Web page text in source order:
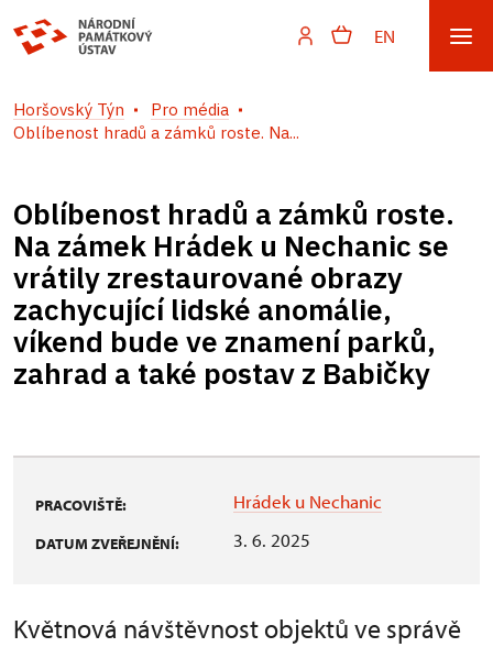
EN
Horšovský Týn
Pro média
Oblíbenost hradů a zámků roste. Na...
Oblíbenost hradů a zámků roste.
Na zámek Hrádek u Nechanic se
vrátily zrestaurované obrazy
zachycující lidské anomálie,
víkend bude ve znamení parků,
zahrad a také postav z Babičky
PRACOVIŠTĚ: Hrádek u Nechanic
DATUM ZVEŘEJNĚNÍ: 3. 6. 2025
Květnová návštěvnost objektů ve správě